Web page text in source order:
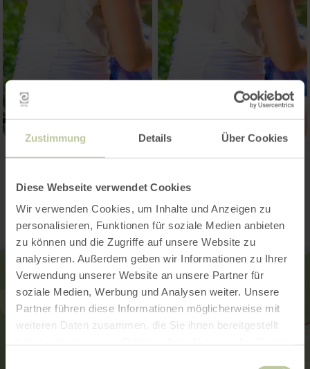
Zustimmung Details Über Cookies
Diese Webseite verwendet Cookies
Wir verwenden Cookies, um Inhalte und Anzeigen zu
personalisieren, Funktionen für soziale Medien anbieten
zu können und die Zugriffe auf unsere Website zu
analysieren. Außerdem geben wir Informationen zu Ihrer
Verwendung unserer Website an unsere Partner für
soziale Medien, Werbung und Analysen weiter. Unsere
Partner führen diese Informationen möglicherweise mit
weiteren Daten zusammen, die Sie ihnen bereitgestellt
Contact